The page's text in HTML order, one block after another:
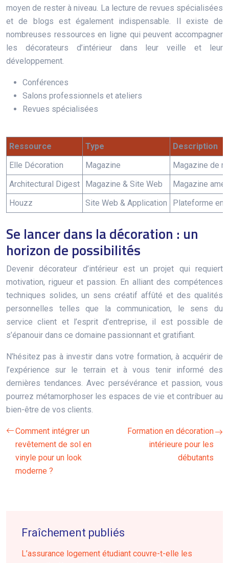
moyen de rester à niveau. La lecture de revues spécialisées
et de blogs est également indispensable. Il existe de
nombreuses ressources en ligne qui peuvent accompagner
les décorateurs d’intérieur dans leur veille et leur
développement.
Conférences
Salons professionnels et ateliers
Revues spécialisées
Ressource Type
Description
Elle Décoration
Magazine
Magazine de
Architectural Digest
Magazine & Site Web
Magazine
Houzz
Site Web & Application Plateforme en
Se lancer dans la décoration : un
horizon de possibilités
Devenir décorateur d’intérieur est un projet qui requiert
motivation, rigueur et passion. En alliant des compétences
techniques solides, un sens créatif affûté et des qualités
personnelles telles que la communication, le sens du
service client et l’esprit d’entreprise, il est possible de
s’épanouir dans ce domaine passionnant et gratifiant.
N’hésitez pas à investir dans votre formation, à acquérir de
l’expérience sur le terrain et à vous tenir informé des
dernières tendances. Avec persévérance et passion, vous
pourrez métamorphoser les espaces de vie et contribuer au
bien-être de vos clients.
Comment intégrer un
revêtement de sol en
vinyle pour un look
moderne ?
Formation en décoration
intérieure pour les
débutants
Fraîchement publiés
L’assurance logement étudiant couvre-t-elle les